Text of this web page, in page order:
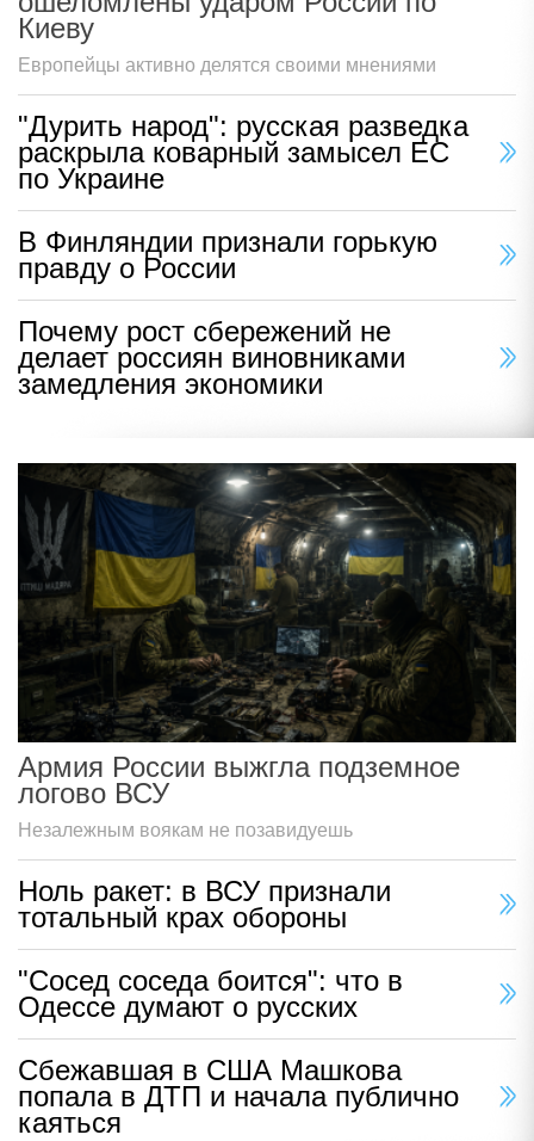
Киеву
Европейцы активно делятся своими мнениями
"Дурить народ": русская разведка
раскрыла коварный замысел ЕС
по Украине
В Финляндии признали горькую
правду о России
Почему рост сбережений не
делает россиян виновниками
замедления экономики
Армия России выжгла подземное
логово ВСУ
Незалежным воякам не позавидуешь
Ноль ракет: в ВСУ признали
тотальный крах обороны
"Сосед соседа боится": что в
Одессе думают о русских
Сбежавшая в США Машкова
попала в ДТП и начала публично
каяться